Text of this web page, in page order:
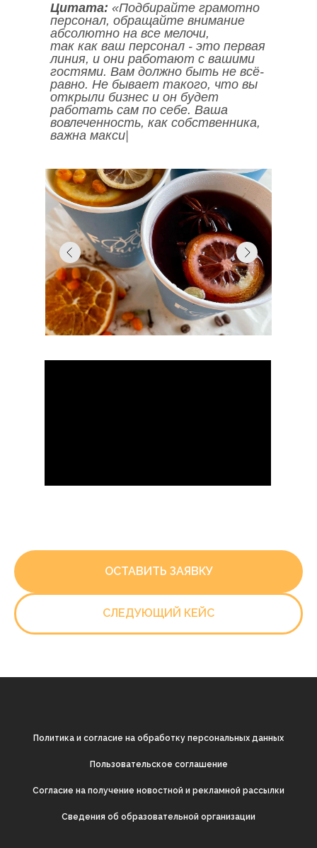
Цитата: «Подбирайте грамотно
персонал, обращайте внимание
абсолютно на все мелочи,
так как ваш персонал - это первая
линия, и они работают с вашими
гостями. Вам должно быть не всё-
равно. Не бывает такого, что вы
открыли бизнес и он будет
работать сам по себе. Ваша
вовлеченность, как собственника,
важна максимальн
ОСТАВИТЬ ЗАЯВКУ
СЛЕДУЮЩИЙ КЕЙС
Политика и согласие на обработку персональных данных
Пользовательское соглашение
Согласие на получение новостной и рекламной рассылки
Cведения об образовательной организации